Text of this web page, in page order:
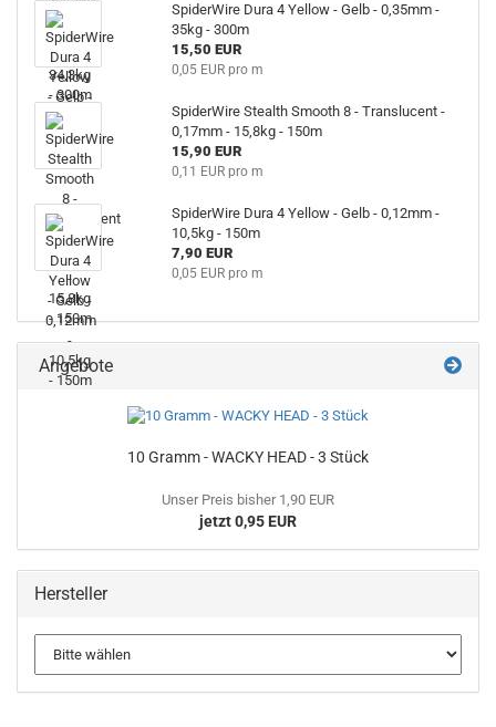
SpiderWire Dura 4 Yellow - Gelb - 0,35mm -
35kg - 300m
15,50 EUR
0,05 EUR pro m
SpiderWire Stealth Smooth 8 - Translucent -
0,17mm - 15,8kg - 150m
15,90 EUR
0,11 EUR pro m
SpiderWire Dura 4 Yellow - Gelb - 0,12mm -
10,5kg - 150m
7,90 EUR
0,05 EUR pro m
Angebote
10 Gramm - WACKY HEAD - 3 Stück
Unser Preis bisher 1,90 EUR
jetzt 0,95 EUR
Hersteller